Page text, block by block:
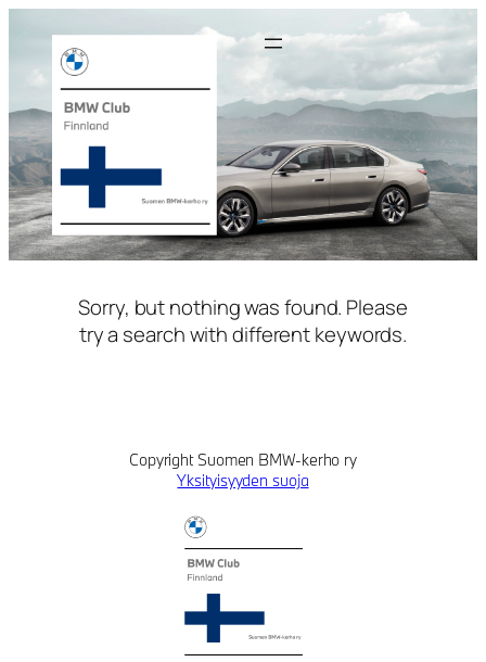
sisältöön
Sorry, but nothing was found. Please
try a search with different keywords.
Copyright Suomen BMW-kerho ry
Yksityisyyden suoja